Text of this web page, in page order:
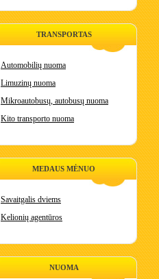
TRANSPORTAS
Automobilių nuoma
Limuzinų nuoma
Mikroautobusų, autobusų nuoma
Kito transporto nuoma
MEDAUS MĖNUO
Savaitgalis dviems
Kelionių agentūros
NUOMA